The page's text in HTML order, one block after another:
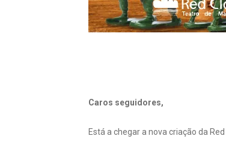
Caros seguidores,
Está a chegar a nova criação da